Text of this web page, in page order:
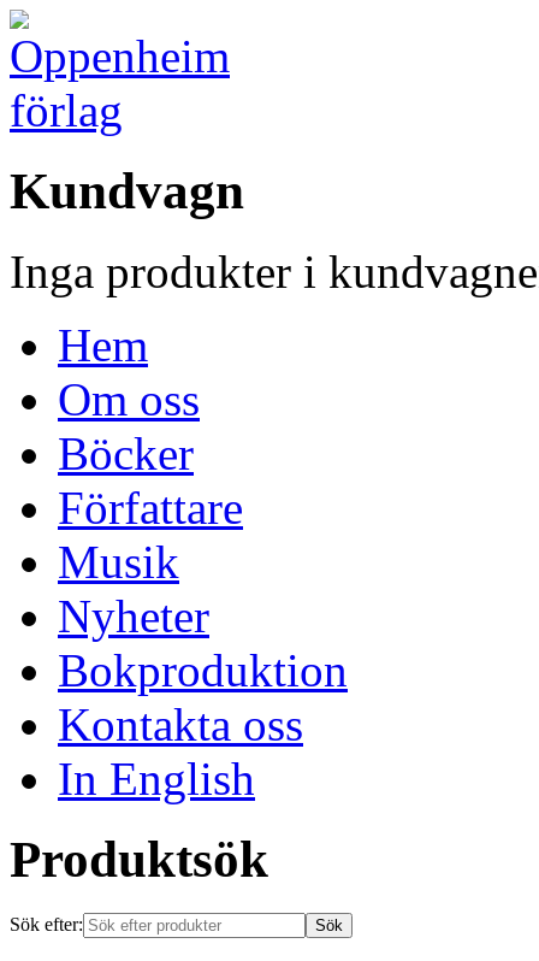
Kundvagn
Inga produkter i
Hem
Om oss
Böcker
Författare
Musik
Nyheter
Bokproduktion
Kontakta oss
In English
Produktsök
Sök efter: